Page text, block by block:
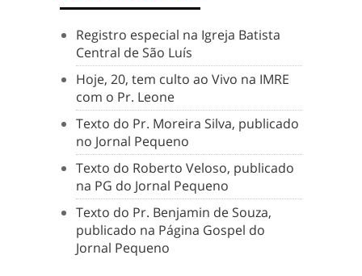
Registro especial na Igreja Batista
Central de São Luís
Hoje, 20, tem culto ao Vivo na IMRE
com o Pr. Leone
Texto do Pr. Moreira Silva, publicado
no Jornal Pequeno
Texto do Roberto Veloso, publicado
na PG do Jornal Pequeno
Texto do Pr. Benjamin de Souza,
publicado na Página Gospel do
Jornal Pequeno